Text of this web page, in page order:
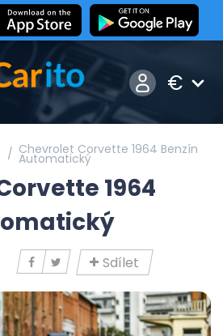
€
Chevrolet Corvette 1964 Benzín
Automatický
1964
Sdílet